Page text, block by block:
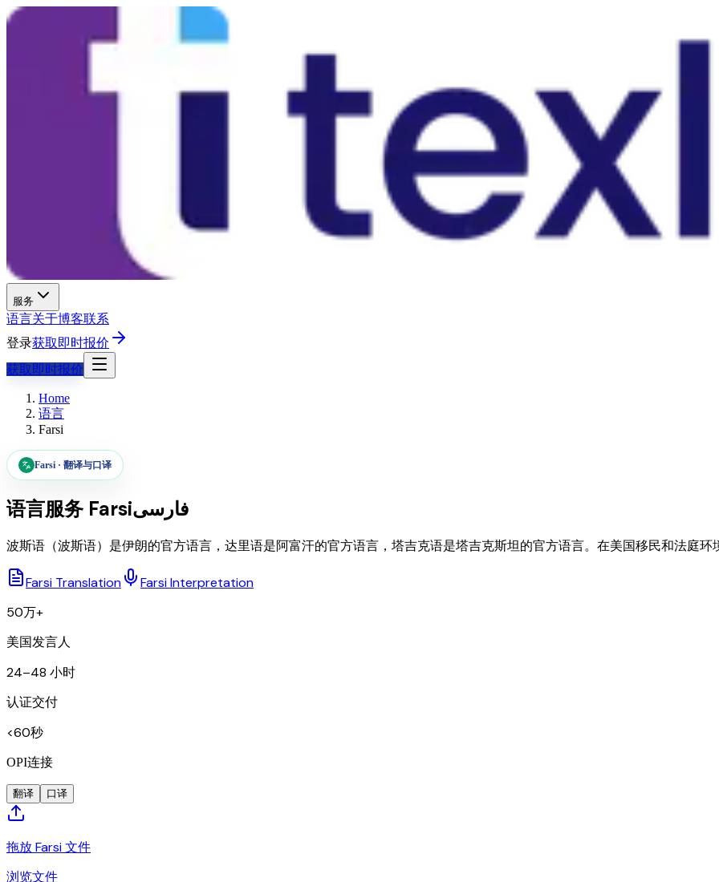
服务
语言关于博客联系
登录获取即时报价
获取即时报价
Home
语言
Farsi
Farsi · 翻译与口译
语言服务 Farsiفارسی
波斯语（波斯语）是伊朗的官方语言，达里语是阿富汗的官方语言，塔吉克语是塔吉克斯坦的官方语言。在美国移民和法庭环
Farsi Translation
Farsi Interpretation
50万+
美国发言人
24–48 小时
认证交付
<60秒
OPI连接
翻译 口译
拖放 Farsi 文件
浏览文件